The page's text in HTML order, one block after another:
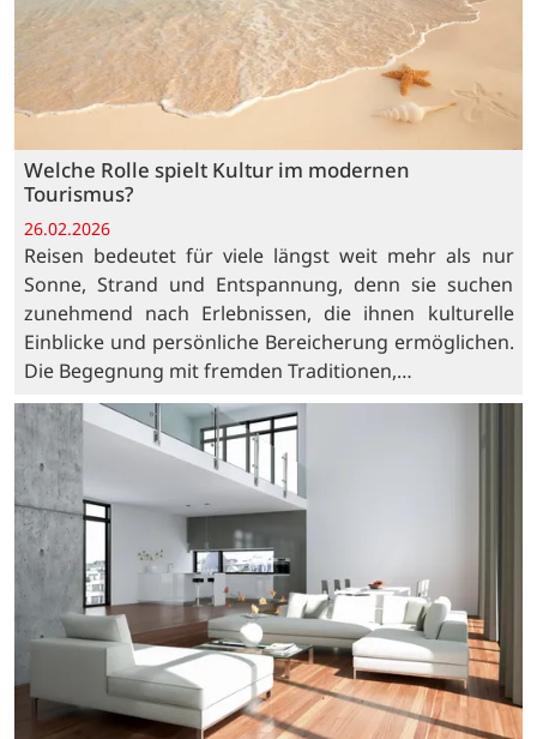
Welche Rolle spielt Kultur im modernen
Tourismus?
26.02.2026
Reisen bedeutet für viele längst weit mehr als nur
Sonne, Strand und Entspannung, denn sie suchen
zunehmend nach Erlebnissen, die ihnen kulturelle
Einblicke und persönliche Bereicherung ermöglichen.
Die Begegnung mit fremden Traditionen,…